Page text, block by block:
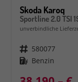
Skoda Karoq
Sportline 2.0 TSI
unverbindliche
Fahrzeugnr. 580077
Kraftstoff Benzin